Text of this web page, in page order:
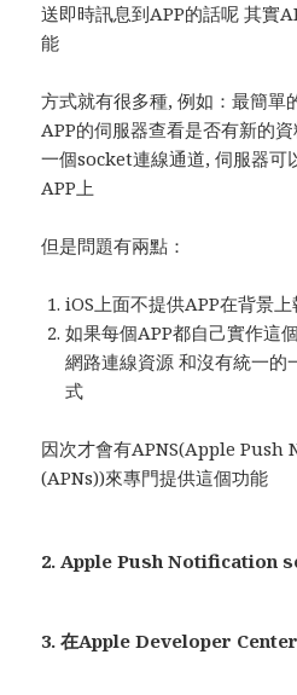
送即時訊息到APP的話呢 其實
能
方式就有很多種, 例如：最簡
APP的伺服器查看是否有新的
一個socket連線通道, 伺服器可
APP上
但是問題有兩點：
iOS上面不提供APP在背景
如果每個APP都自己實作這
網路連線資源 和沒有統一的
式
因次才會有APNS(Apple
(APNs))來專門提供這個功能
2. Apple Push Notification
3. 在Apple Developer